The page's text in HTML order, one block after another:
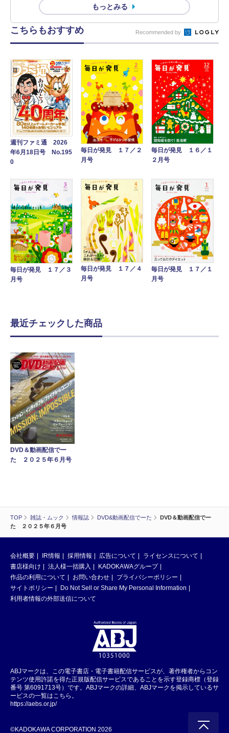
TOP 雑誌・ムック 情報誌 DVD&動画配信でーた
DVD＆動画配信でー
た ２０２５年６月号
もっとみる
こちらもおすすめ Recommended by
週刊ファミ通 2026
年6月18日号 No.195
0
毎日が発見 １７／２
月号
毎日が発見 １６／１
２月号
毎日が発見 １７／３
月号
毎日が発見 １７／４
月号
毎日が発見 １７／１
月号
最近チェックした商品
DVD＆動画配信でー
た ２０２５年６月号
会社概要 IR情報 採用情報 広告について
ライセンスについて
書店様向け
法人様一括購入
KADOKAWAグループ
作品の利用について
お問い合わせ
プライバシーポリシー
サイトポリシー
Do Not Sell or Share My Personal Information
利用者情報の外部送信について
ABJマークは、この電子書店・電子書籍配信サービスが、著作権者からコン
テンツ使用許諾を得た正規版配信サービスであることを示す登録商標（登録
番号 第6091713号）です。ABJマークの詳細、ABJマークを掲示しているサ
ービスの一覧はこちら。
https://aebs.or.jp/
©KADOKAWA CORPORATION 2026